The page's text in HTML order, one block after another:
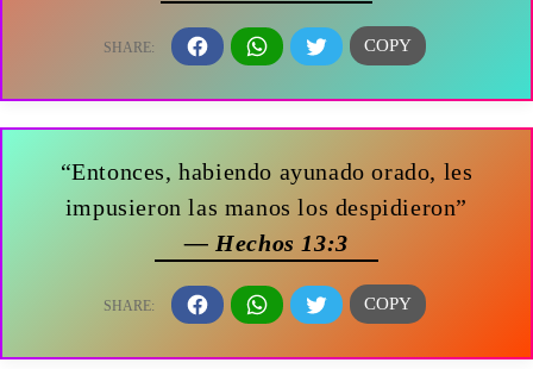
“Entonces, habiendo ayunado orado, les
impusieron las manos los despidieron”
— Hechos 13:3